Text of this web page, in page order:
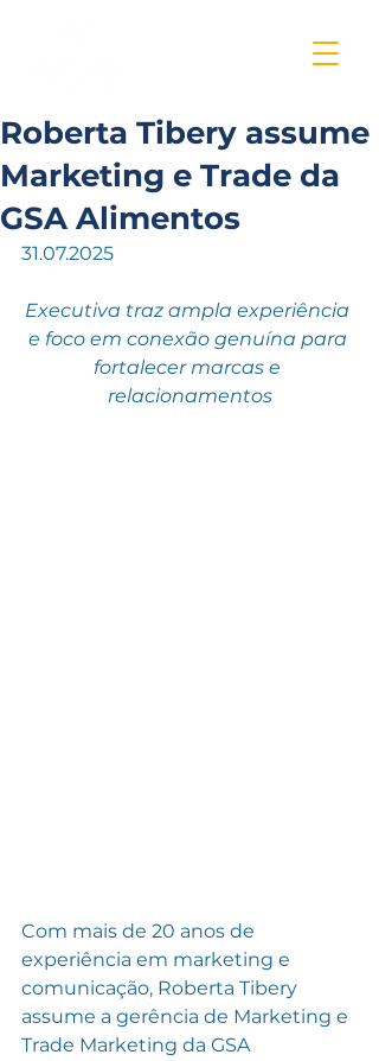
Roberta Tibery assume
Marketing e Trade da
GSA Alimentos
31.07.2025
Executiva traz ampla experiência
e foco em conexão genuína para
fortalecer marcas e
relacionamentos
Com mais de 20 anos de
experiência em marketing e
comunicação, Roberta Tibery
assume a gerência de Marketing e
Trade Marketing da GSA